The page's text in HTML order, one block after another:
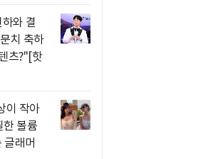
와 결
치 축하
츠?"[핫
이 작아
한 볼륨
래머